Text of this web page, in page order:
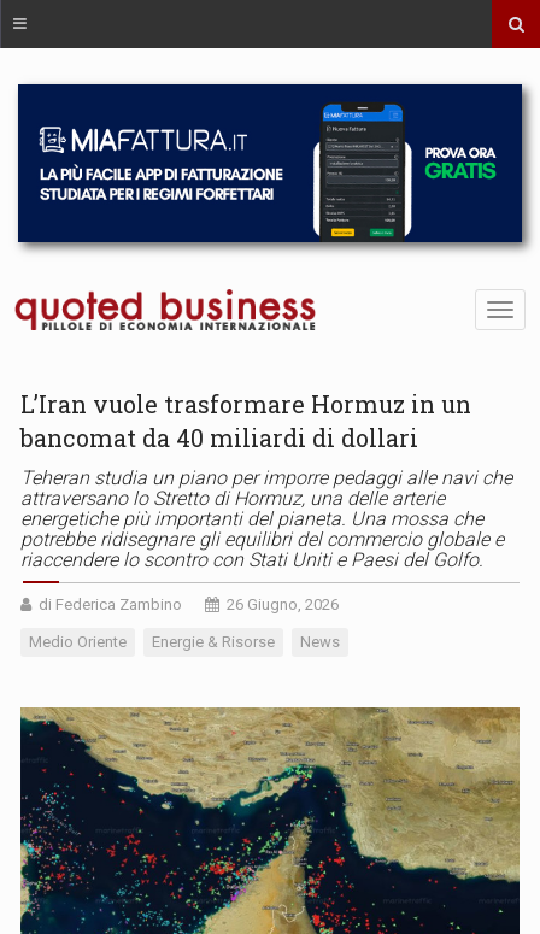
L’Iran vuole trasformare Hormuz in un
bancomat da 40 miliardi di dollari
Teheran studia un piano per imporre pedaggi alle navi che
attraversano lo Stretto di Hormuz, una delle arterie
energetiche più importanti del pianeta. Una mossa che
potrebbe ridisegnare gli equilibri del commercio globale e
riaccendere lo scontro con Stati Uniti e Paesi del Golfo.
di Federica Zambino 26 Giugno, 2026
Medio Oriente Energie & Risorse News